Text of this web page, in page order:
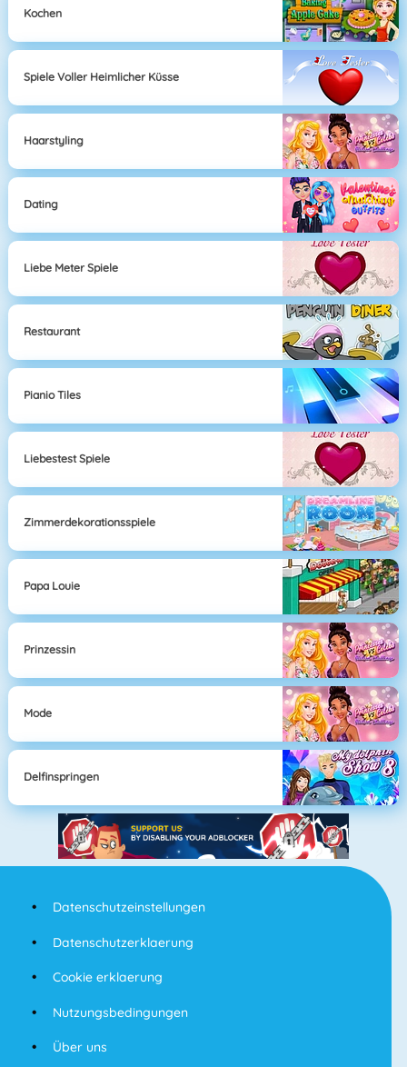
Kochen
Spiele Voller Heimlicher Küsse
Haarstyling
Dating
Liebe Meter Spiele
Restaurant
Pianio Tiles
Liebestest Spiele
Zimmerdekorationsspiele
Papa Louie
Prinzessin
Mode
Delfinspringen
Datenschutzeinstellungen
Datenschutzerklaerung
Cookie erklaerung
Nutzungsbedingungen
Über uns